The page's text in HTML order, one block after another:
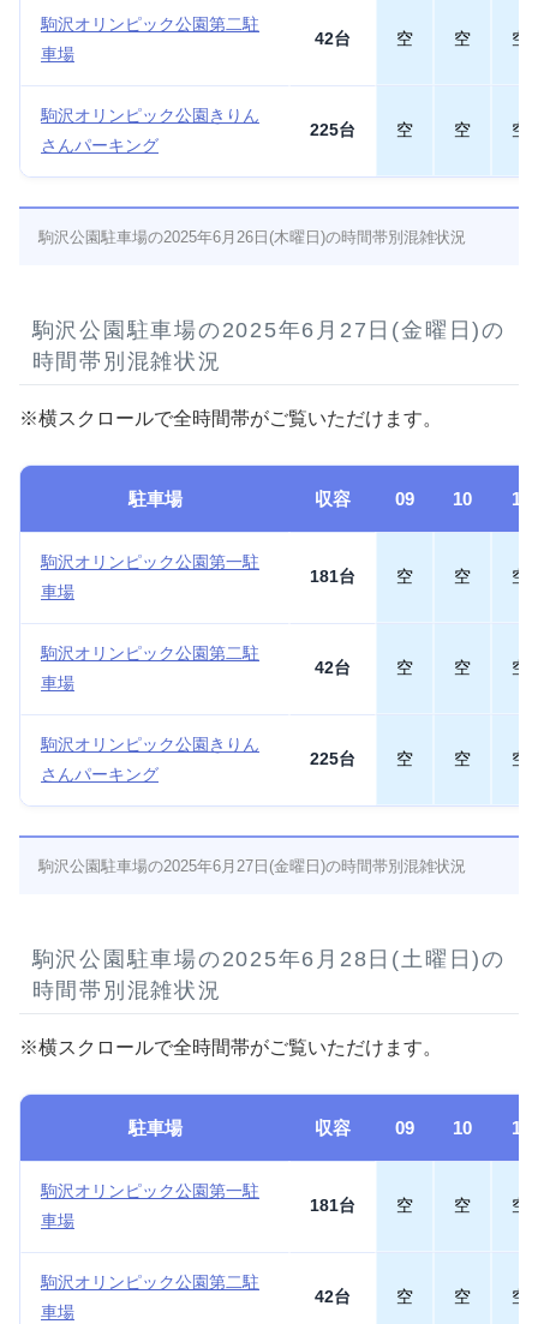
駒沢オリンピック公園第二駐
車場
42台 空 空 空
駒沢オリンピック公園きりん
さんパーキング
225台 空 空 空
駒沢公園駐車場の2025年6月26日(木曜日)の時間帯別混雑状況
駒沢公園駐車場の2025年6月27日(金曜日)の
時間帯別混雑状況
※横スクロールで全時間帯がご覧いただけます。
駐車場 収容 09 10 11
駒沢オリンピック公園第一駐
車場
181台 空 空 空
駒沢オリンピック公園第二駐
車場
42台 空 空 空
駒沢オリンピック公園きりん
さんパーキング
225台 空 空 空
駒沢公園駐車場の2025年6月27日(金曜日)の時間帯別混雑状況
駒沢公園駐車場の2025年6月28日(土曜日)の
時間帯別混雑状況
※横スクロールで全時間帯がご覧いただけます。
駐車場 収容 09 10 11
駒沢オリンピック公園第一駐
車場
181台 空 空 空
駒沢オリンピック公園第二駐
車場
42台 空 空 空